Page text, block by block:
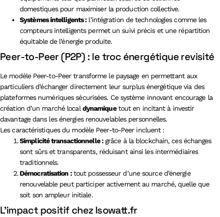
domestiques pour maximiser la production collective.
Systèmes intelligents :l’intégration de technologies comme les
compteurs intelligents permet un suivi précis et une répartition
équitable de l’énergie produite.
Peer-to-Peer (P2P) : le troc énergétique revisité
Le modèle Peer-to-Peer transforme le paysage en permettant aux
particuliers d’échanger directement leur surplus énergétique via des
plateformes numériques sécurisées. Ce système innovant encourage la
création d’un marché local dynamiquetout en incitant à investir
davantage dans les énergies renouvelables personnelles.
Les caractéristiques du modèle Peer-to-Peer incluent :
Simplicité transactionnelle :grâce à la blockchain, ces échanges
sont sûrs et transparents, réduisant ainsi les intermédiaires
traditionnels.
Démocratisation :tout possesseur d’une source d’énergie
renouvelable peut participer activement au marché, quelle que
soit son ampleur initiale.
L’impact positif chez Isowatt.fr